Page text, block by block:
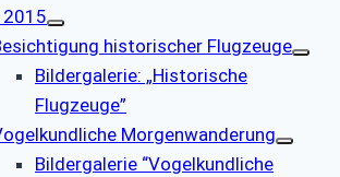
2015
historischer Flugzeuge
Bildergalerie: „Historische
Flugzeuge”
Morgenwanderung
Bildergalerie “Vogelkundliche